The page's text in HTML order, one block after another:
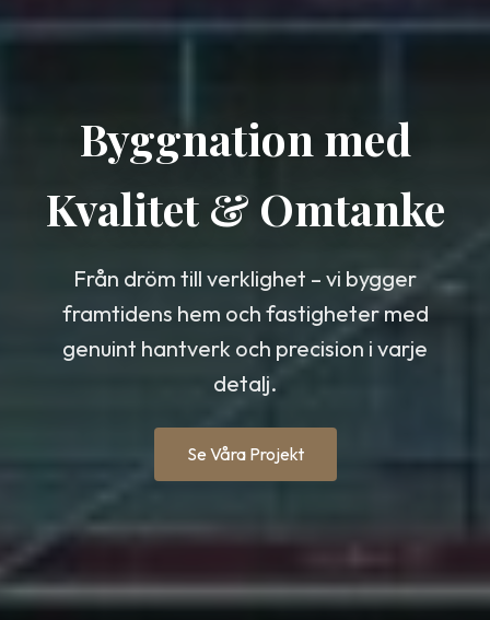
Byggnation med
Kvalitet & Omtanke
Från dröm till verklighet – vi bygger
framtidens hem och fastigheter med
genuint hantverk och precision i varje
detalj.
Se Våra Projekt